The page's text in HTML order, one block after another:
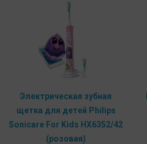
Электрическая зубная
щетка для детей Philips
Sonicare For Kids HX6352/42
(розовая)